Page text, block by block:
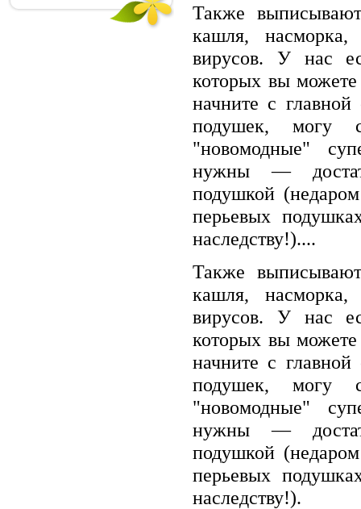
Также
кашля,
вирусов. У нас
которых вы
начните с
подушек, могу
"новомодные"
нужны —
подушкой
перьевых
наследству!)....
Также
кашля,
вирусов. У нас
которых вы
начните с
подушек, могу
"новомодные"
нужны —
подушкой
перьевых
наследству!).